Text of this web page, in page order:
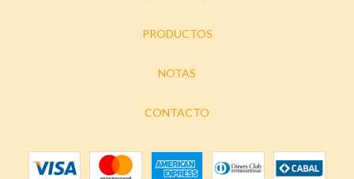
PRODUCTOS
NOTAS
CONTACTO